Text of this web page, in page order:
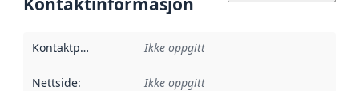
Kontaktpunkt Ikke oppgitt
Nettside: Ikke oppgitt